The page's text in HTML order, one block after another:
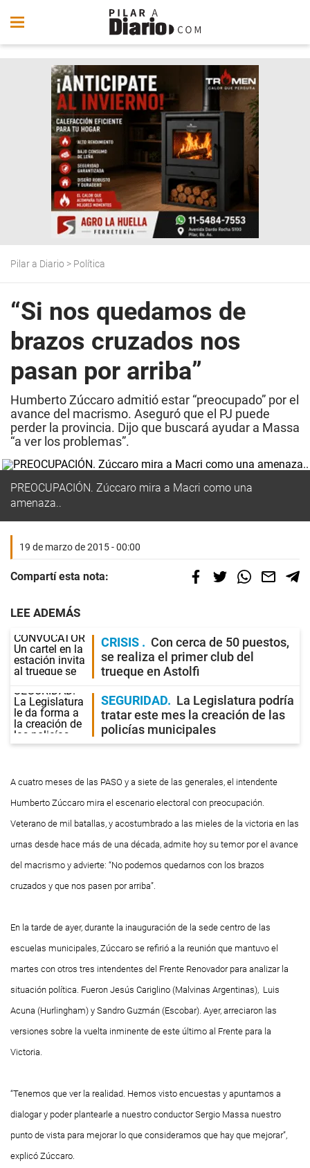
Pilar a Diario > Política
“Si nos quedamos de
brazos cruzados nos
pasan por arriba”
Humberto Zúccaro admitió estar “preocupado” por el
avance del macrismo. Aseguró que el PJ puede
perder la provincia. Dijo que buscará ayudar a Massa
“a ver los problemas”.
PREOCUPACIÓN. Zúccaro mira a Macri como una
amenaza..
19 de marzo de 2015 - 00:00
Compartí esta nota:
LEE ADEMÁS
CRISIS
Con cerca de 50 puestos,
se realiza el primer club del
trueque en Astolfi
SEGURIDAD
La Legislatura podría
tratar este mes la creación de las
policías municipales
A cuatro meses de las PASO y a siete de las generales, el intendente
Humberto Zúccaro mira el escenario electoral con preocupación.
Veterano de mil batallas, y acostumbrado a las mieles de la victoria en las
urnas desde hace más de una década, admite hoy su temor por el avance
del macrismo y advierte: “No podemos quedarnos con los brazos
cruzados y que nos pasen por arriba”.
En la tarde de ayer, durante la inauguración de la sede centro de las
escuelas municipales, Zúccaro se refirió a la reunión que mantuvo el
martes con otros tres intendentes del Frente Renovador para analizar la
situación política. Fueron Jesús Cariglino (Malvinas Argentinas), Luis
Acuna (Hurlingham) y Sandro Guzmán (Escobar). Ayer, arreciaron las
versiones sobre la vuelta inminente de este último al Frente para la
Victoria.
“Tenemos que ver la realidad. Hemos visto encuestas y apuntamos a
dialogar y poder plantearle a nuestro conductor Sergio Massa nuestro
punto de vista para mejorar lo que consideramos que hay que mejorar”,
explicó Zúccaro.